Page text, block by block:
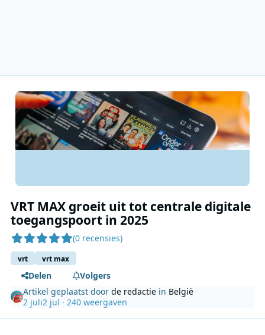
VRT MAX groeit uit tot centrale digitale
toegangspoort in 2025
(0 recensies)
vrt vrt max
Delen
Volgers
Artikel geplaatst doorde redactie in België
2 juli2 jul · 240 weergaven